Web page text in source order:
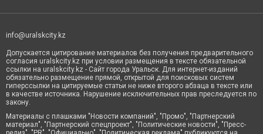
info@uralskcity.kz
Допускается цитирование материалов без получения предварительного
согласия uralskcity.kz при условии размещения в тексте обязательной
ссылки на uralskcity.kz - Сайт города Уральск. Для интернет-изданий
обязательно размещение прямой, открытой для поисковых систем
гиперссылки на цитируемые статьи не ниже второго абзаца в тексте или
в качестве источника. Нарушение исключительных прав преследуется по
закону.
Материалы с плашками "Новости компаний", "Промо", "Партнерский
материал", "Партнерский спецпроект", "Политические новости", "Пресс-